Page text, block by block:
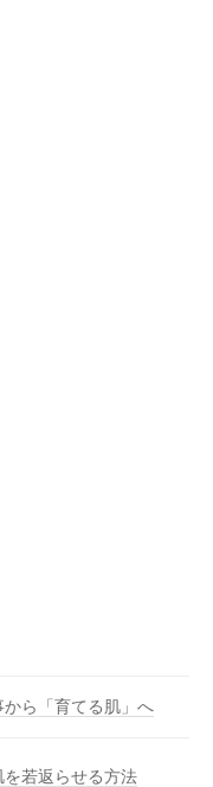
ら「育てる肌」へ
若返らせる方法